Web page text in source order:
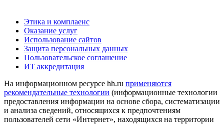
Этика и комплаенс
Оказание услуг
Использование сайтов
Защита персональных данных
Пользовательское соглашение
ИТ аккредитация
На информационном ресурсе hh.ru применяются
рекомендательные технологии (информационные технологии
предоставления информации на основе сбора, систематизации
и анализа сведений, относящихся к предпочтениям
пользователей сети «Интернет», находящихся на территории